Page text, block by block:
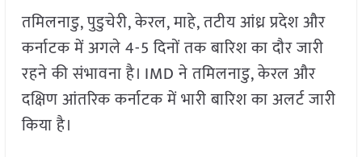
तमिलनाडु, पुडुचेरी, केरल, माहे, तटीय आंध्र प्रदेश और
कर्नाटक में अगले 4-5 दिनों तक बारिश का दौर जारी
रहने की संभावना है। IMD ने तमिलनाडु, केरल और
दक्षिण आंतरिक कर्नाटक में भारी बारिश का अलर्ट जारी
किया है।